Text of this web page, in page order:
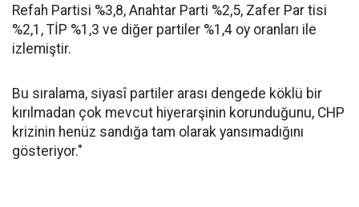
Refah Partisi %3,8, Anahtar Parti %2,5, Zafer Par tisi
%2,1, TİP %1,3 ve diğer partiler %1,4 oy oranları ile
izlemiştir.
Bu sıralama, siyasî partiler arası dengede köklü bir
kırılmadan çok mevcut hiyerarşinin korunduğunu, CHP
krizinin henüz sandığa tam olarak yansımadığını
gösteriyor."